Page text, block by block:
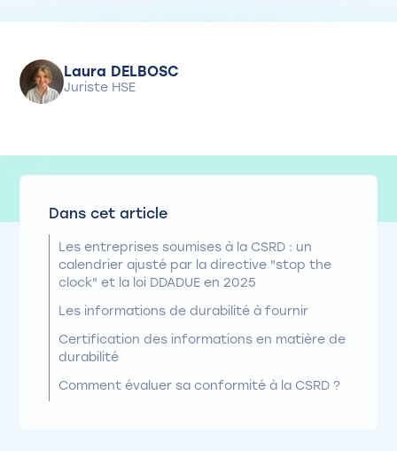
Laura DELBOSC
Juriste HSE
Dans cet article
Les entreprises soumises à la CSRD : un
calendrier ajusté par la directive "stop the
clock" et la loi DDADUE en 2025
Les informations de durabilité à fournir
Certification des informations en matière de
durabilité
Comment évaluer sa conformité à la CSRD ?